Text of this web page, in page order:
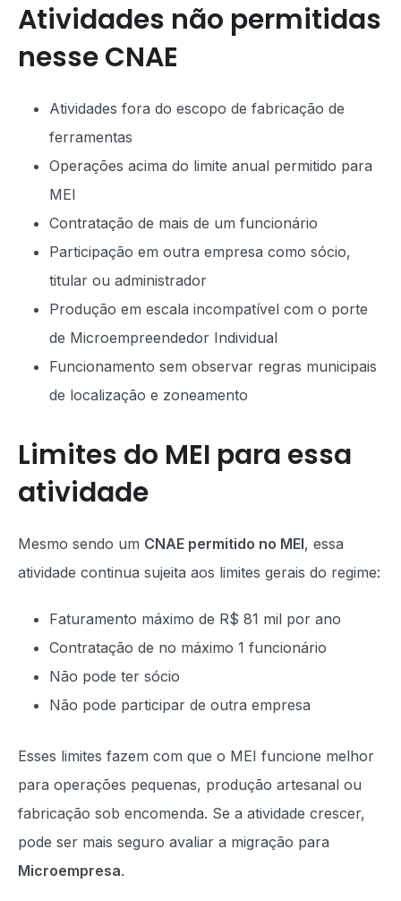
Atividades não permitidas
nesse CNAE
Atividades fora do escopo de fabricação de
ferramentas
Operações acima do limite anual permitido para
MEI
Contratação de mais de um funcionário
Participação em outra empresa como sócio,
titular ou administrador
Produção em escala incompatível com o porte
de Microempreendedor Individual
Funcionamento sem observar regras municipais
de localização e zoneamento
Limites do MEI para essa
atividade
Mesmo sendo um CNAE permitido no MEI, essa
atividade continua sujeita aos limites gerais do regime:
Faturamento máximo de R$ 81 mil por ano
Contratação de no máximo 1 funcionário
Não pode ter sócio
Não pode participar de outra empresa
Esses limites fazem com que o MEI funcione melhor
para operações pequenas, produção artesanal ou
fabricação sob encomenda. Se a atividade crescer,
pode ser mais seguro avaliar a migração para
Microempresa.